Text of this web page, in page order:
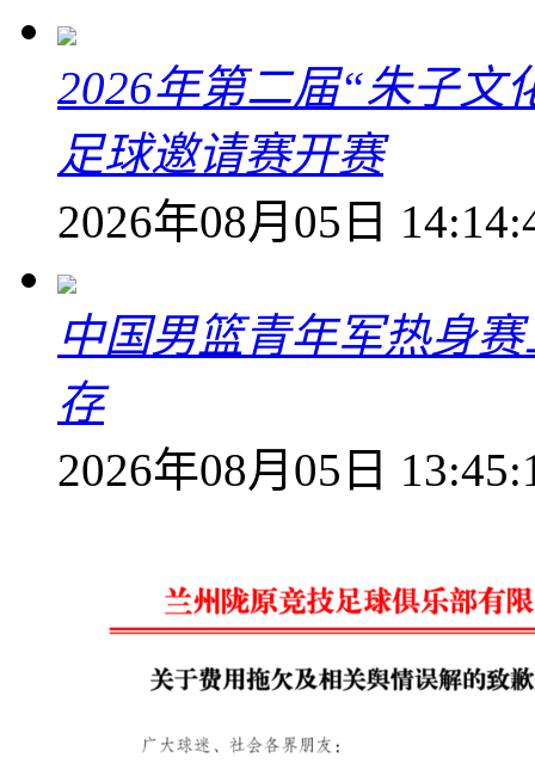
2026年第二届“朱子文
足球邀请赛开赛
2026年08月05日
中国男篮青年军热身
存
2026年08月05日